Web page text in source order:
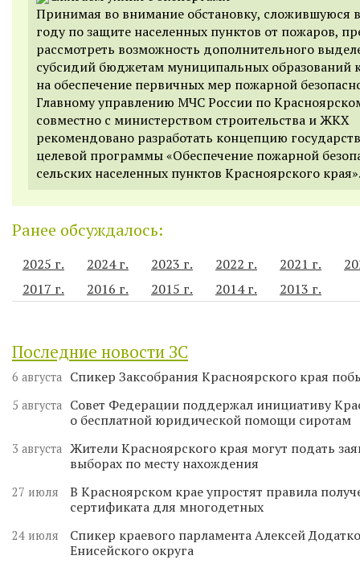
Принимая во внимание обстановку, сложившуюся
году по защите населенных пунктов от пожаров,
рассмотреть возможность дополнительного
субсидий бюджетам муниципальных образований
на обеспечение первичных мер пожарной
Главному управлению МЧС России по
совместно с министерством строительства и ЖКХ
рекомендовано разработать концепцию
целевой программы «Обеспечение пожарной
сельских населенных пунктов Красноярского
Ранее обсуждалось:
2025 г. 2024 г. 2023 г. 2022 г. 2021 г.
2017 г.
2016 г. 2015 г. 2014 г. 2013 г.
Последние новости ЗС
6 августа Спикер Заксобрания Красноярского края
5 августа
Совет Федерации поддержал инициативу
о бесплатной юридической помощи сиротам
3 августа Жители Красноярского края могут подать
выборах по месту нахождения
27 июля
В Красноярском крае упростят правила
сертификата для многодетных
24 июля
Спикер краевого парламента Алексей
Енисейского округа